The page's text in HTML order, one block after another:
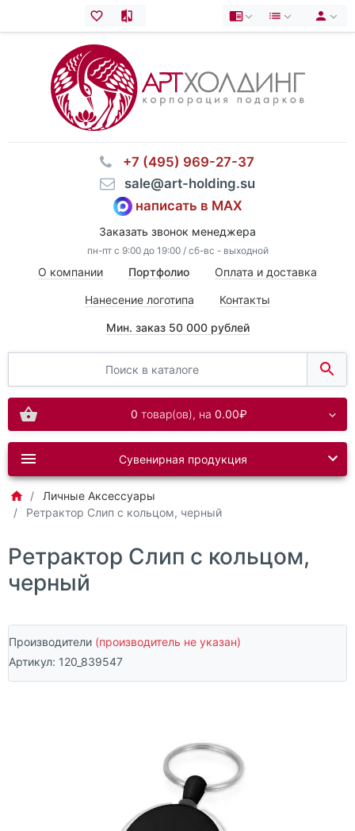
⠀+7 (495) 969-27-37
⠀sale@art-holding.su
написать в MAX
Заказать звонок менеджера
пн-пт с 9:00 до 19:00 / сб-вс - выходной
О компании Портфолио Оплата и доставка
Нанесение логотипа Контакты
Мин. заказ 50 000 рублей
0 товар(ов), на 0.00₽
Сувенирная продукция
Личные Аксессуары
Ретрактор Слип с кольцом, черный
Ретрактор Слип с кольцом,
черный
Производители (производитель не указан)
Артикул: 120_839547